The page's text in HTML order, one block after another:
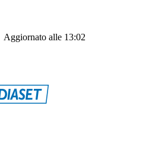
Aggiornato alle 13:02